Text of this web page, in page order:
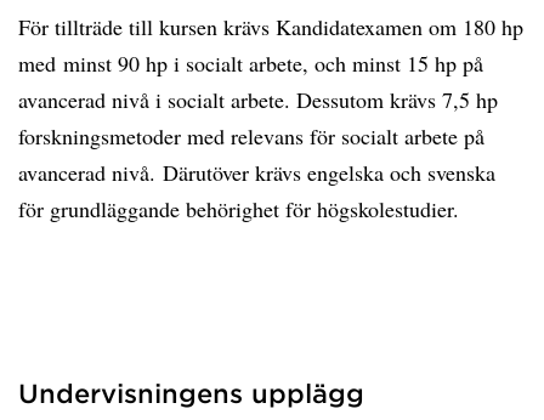
För tillträde till kursen krävs Kandidatexamen om 180 hp
med minst 90 hp i socialt arbete, och minst 15 hp på
avancerad nivå i socialt arbete. Dessutom krävs 7,5 hp
forskningsmetoder med relevans för socialt arbete på
avancerad nivå. Därutöver krävs engelska och svenska
för grundläggande behörighet för högskolestudier.
Undervisningens upplägg